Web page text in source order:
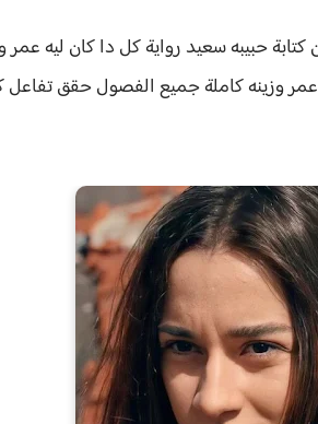
حبيبه سعيد رواية كل دا كان ليه
وزينه كاملة جميع الفصول حققتفاعل